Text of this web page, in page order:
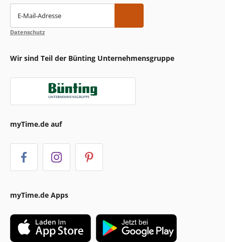
E-Mail-Adresse
Datenschutz
Wir sind Teil der Bünting Unternehmensgruppe
myTime.de auf
myTime.de Apps